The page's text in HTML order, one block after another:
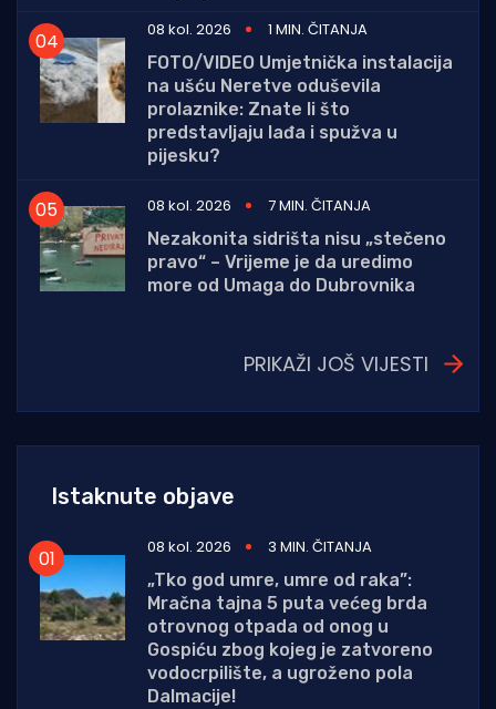
08 kol. 2026
1 MIN. ČITANJA
FOTO/VIDEO Umjetnička instalacija
na ušću Neretve oduševila
prolaznike: Znate li što
predstavljaju lađa i spužva u
pijesku?
08 kol. 2026
7 MIN. ČITANJA
Nezakonita sidrišta nisu „stečeno
pravo“ – Vrijeme je da uredimo
more od Umaga do Dubrovnika
PRIKAŽI JOŠ VIJESTI
Istaknute objave
08 kol. 2026
3 MIN. ČITANJA
„Tko god umre, umre od raka”:
Mračna tajna 5 puta većeg brda
otrovnog otpada od onog u
Gospiću zbog kojeg je zatvoreno
vodocrpilište, a ugroženo pola
Dalmacije!